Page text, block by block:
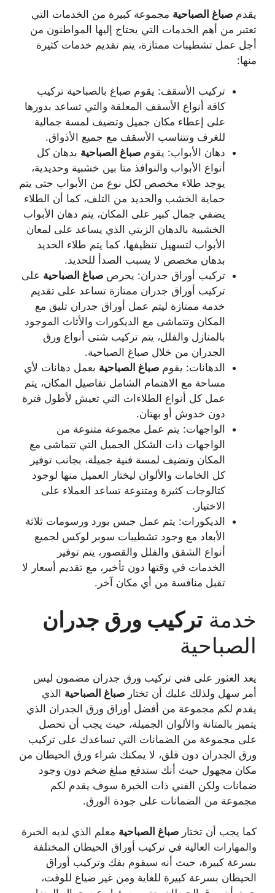
يقدم صباغ الصباحية مجموعة كبيرة من الخدمات التي
تعتبر من أهم الخدمات التي يحتاج إليها المواطنون من
أجل عمل تشطيبات ممتازة، يتم تقديم خدمات كثيرة
منها:
تركيب الأسقف: يقوم صباغ بالصباحية تركيب
كافة أنواع الأسقف المعلقة والتي تساعد بدورها
على إعطاء مكان جميل وتضيف لمسة جمالية
للغرف وتتناسب الأسقف مع جميع الأذواق.
دهان الأبواب: يقوم صباغ الصباحية بدهان كل
أنواع الأبواب والنوافذ متا بين خشبية وحديدية،
يوجد طلاء مخصص لكل نوع من الأبواب حتى يتم
حماية الخشب والحديد من التلف، كما أن الطلاء
يضفي جمال كبير على المكان، يتم دهان الأبواب
الخشبية بالدهان الزيتي الذي يساعد على لمعان
الأبواب لتسهيل تنظيفها، كما يتم طلاء الحديد
بدهان مخصص لا يسبب الصدأ للحديد.
تركيب أوراق جدران: يحرص صباغ الصباحية على
تركيب أوراق جدران ممتازة تساعد على تقديم
خدمة ممتازة ليتم عمل أوراق جدران تليق مع
المكان وتتماشى مع الديكورات والأثاث الموجود
بالمنازل والفلل، يتم تركيب شتى أنواع ورق
الجدران من خلال صباغ الصباحية.
الدهانات: يقوم صباغ الصباحية بعمل دهانات لأي
مساحة مع الاهتمام الشامل تفاصيل المكان، يتم
عمل كل أنواع الطلاءات التي تعيش لأطول فترة
دون خدوش أو بهتان.
الواجهات: يتم عمل مجموعة متنوعة من
الواجهات ذات الشكل الجميل التي تتماشى مع
المكان وتضيف لمسة فنية جميلة، بجانب توفير
كل الخامات والألوان ليختار العميل منها لوجود
كتالوجات كثيرة ومتنوعة تساعد العملاء على
الاختيار.
الديكورات: يتم عمل جبس بورد ورسومات ثلاثة
الأبعاد مع وجود تشطيبات سوبر لوكس لجميع
أنواع الشقق والفلل والقصور، يتم توفير
الخدمات في وقتها دون تأخير، مع تقديم أسعار لا
تقبل منافسة من أي مكان آخر.
خدمة تركيب ورق جدران
الصباحية
يعد العثور على فني تركيب ورق جدران مضمون ليس
أمر سهل ولذلك عليك أن تختار صباغ الصباحية الذي
يقدم لكم مجموعة من أفضل أوراق ورق الجدران الذي
يتميز بالمتانة والألوان الجميلة، حيث يجب أن تحصل
على مجموعة من الضمانات التي تساعدك على تركيب
ورق الجدران دون قلق، لا يمكنك شراء ورق الحيطان من
مكان مجهول حيث أنك ستدفع مبلغ ضخم دون وجود
ضمانات ولكن الفني ذات الخبرة سوف يقدم لكم
مجموعة من الضمانات على جودة الورق.
كما يجب أن تختار صباغ الصباحية معلم الذي لديه الخبرة
والمهارات العالية في تركيب أوراق الحيطان المختلفة
بسرعة كبيرة، حيث أنه سيقوم بفك وتركيب أوراق
الحيطان بسرعة كبيرة للغاية ومن غير ضياع للوقت،